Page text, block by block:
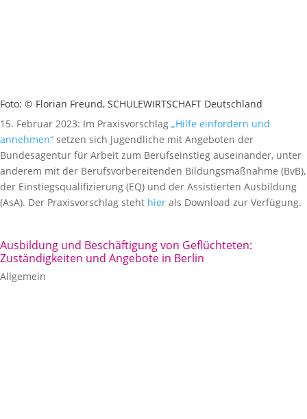
Foto: © Florian Freund, SCHULEWIRTSCHAFT Deutschland
15. Februar 2023: Im Praxisvorschlag „Hilfe einfordern und
annehmen“ setzen sich Jugendliche mit Angeboten der
Bundesagentur für Arbeit zum Berufseinstieg auseinander, unter
anderem mit der Berufsvorbereitenden Bildungsmaßnahme (BvB),
der Einstiegsqualifizierung (EQ) und der Assistierten Ausbildung
(AsA). Der Praxisvorschlag steht hier als Download zur Verfügung.
Ausbildung und Beschäftigung von Geflüchteten:
Zuständigkeiten und Angebote in Berlin
Allgemein